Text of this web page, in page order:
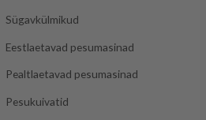
Sügavkülmikud
Eestlaetavad pesumasinad
Pealtlaetavad pesumasinad
Pesukuivatid